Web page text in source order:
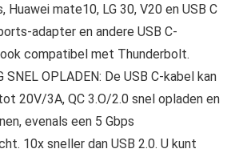
Huawei mate10, LG 30, V20 en USB C
adapter en andere USB C-
compatibel met Thunderbolt.
SNEL OPLADEN: De USB C-kabel kan
20V/3A, QC 3.O/2.0 snel opladen en
evenals een 5 Gbps
10x sneller dan USB 2.0. U kunt